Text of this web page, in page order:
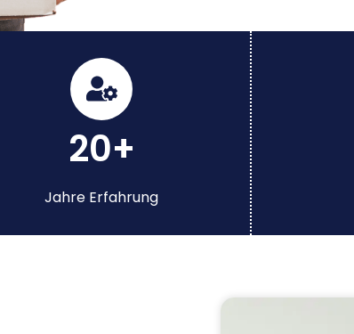
20+
Jahre Erfahrung